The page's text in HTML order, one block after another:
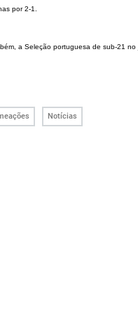
por 2-1.
a Seleção portuguesa de sub-21
Notícias